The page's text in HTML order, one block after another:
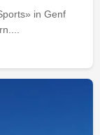
in Genf